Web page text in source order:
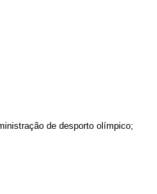
de desporto olímpico;